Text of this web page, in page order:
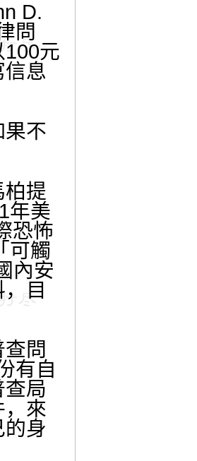
D.
問
元
息
不
提
年美
恐怖
可觸
內安
目
問
有自
局
來
身